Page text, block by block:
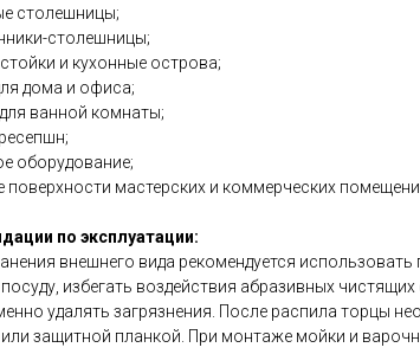
столешницы;
столешницы;
и кухонные острова;
дома и офиса;
ванной комнаты;
оборудование;
поверхности мастерских и коммерческих
по эксплуатации:
внешнего вида рекомендуется использовать
избегать воздействия абразивных чистящих
удалять загрязнения. После распила торцы
защитной планкой. При монтаже мойки и